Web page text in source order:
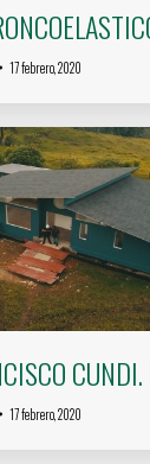
17 febrero, 2020
17 febrero, 2020